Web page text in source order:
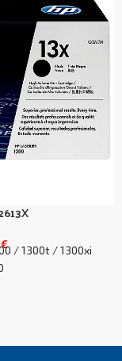
€ / 1300t / 1300xi